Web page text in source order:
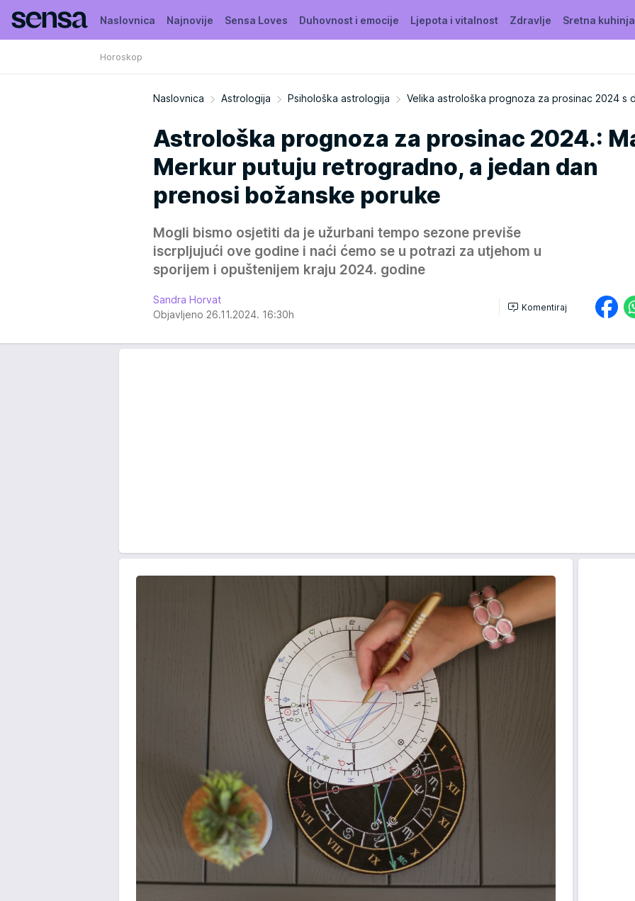
Naslovnica Najnovije Sensa Loves Duhovnost i emocije Ljepota i vitalnost Zdravlje Sretna kuhinja
Horoskop
Moja Sensa
Naslovnica Astrologija Psihološka astrologija Velika astrološka prognoza za prosinac 2024 s
Astrološka prognoza za prosinac 2024.:
Merkur putuju retrogradno, a jedan dan
prenosi božanske poruke
Mogli bismo osjetiti da je užurbani tempo sezone previše
iscrpljujući ove godine i naći ćemo se u potrazi za utjehom u
sporijem i opuštenijem kraju 2024. godine
Sandra Horvat
Objavljeno 26.11.2024. 16:30h
Komentiraj